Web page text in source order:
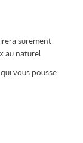
surement
au naturel.
vous pousse